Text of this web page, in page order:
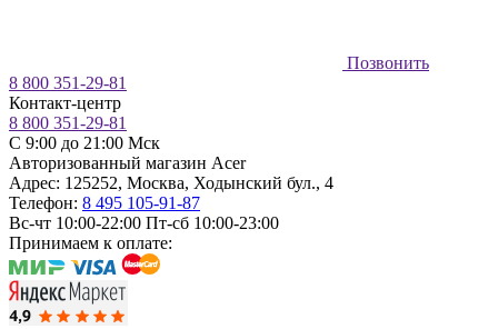
Позвонить
8 800 351-29-81
Контакт-центр
8 800 351-29-81
C 9:00 до 21:00 Мск
Авторизованный магазин Acer
Адрес: 125252, Москва, Ходынский бул., 4
Телефон: 8 495 105-91-87
Вс-чт 10:00-22:00 Пт-сб 10:00-23:00
Принимаем к оплате: